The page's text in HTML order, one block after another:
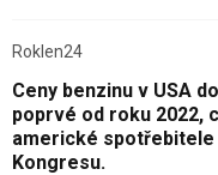
Roklen24
Ceny benzinu v USA
poprvé od roku 2022,
americké spotřebitele
Kongresu.